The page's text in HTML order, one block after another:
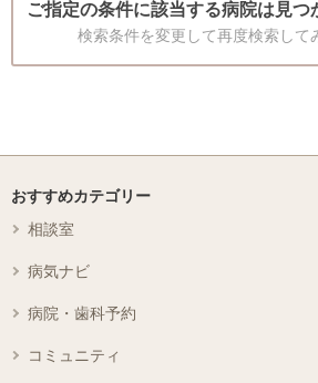
ご指定の条件に該当する病院は見つ
検索条件を変更して再度検索して
おすすめカテゴリー
相談室
病気ナビ
病院・歯科予約
コミュニティ